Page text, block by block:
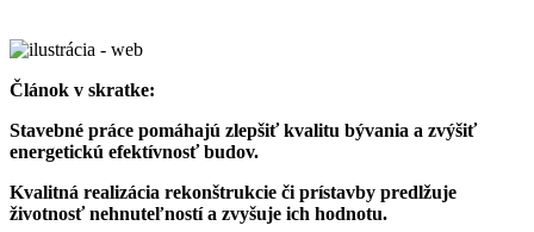
Článok v skratke:
Stavebné práce pomáhajú zlepšiť kvalitu bývania a zvýšiť
energetickú efektívnosť budov.
Kvalitná realizácia rekonštrukcie či prístavby predlžuje
životnosť nehnuteľností a zvyšuje ich hodnotu.